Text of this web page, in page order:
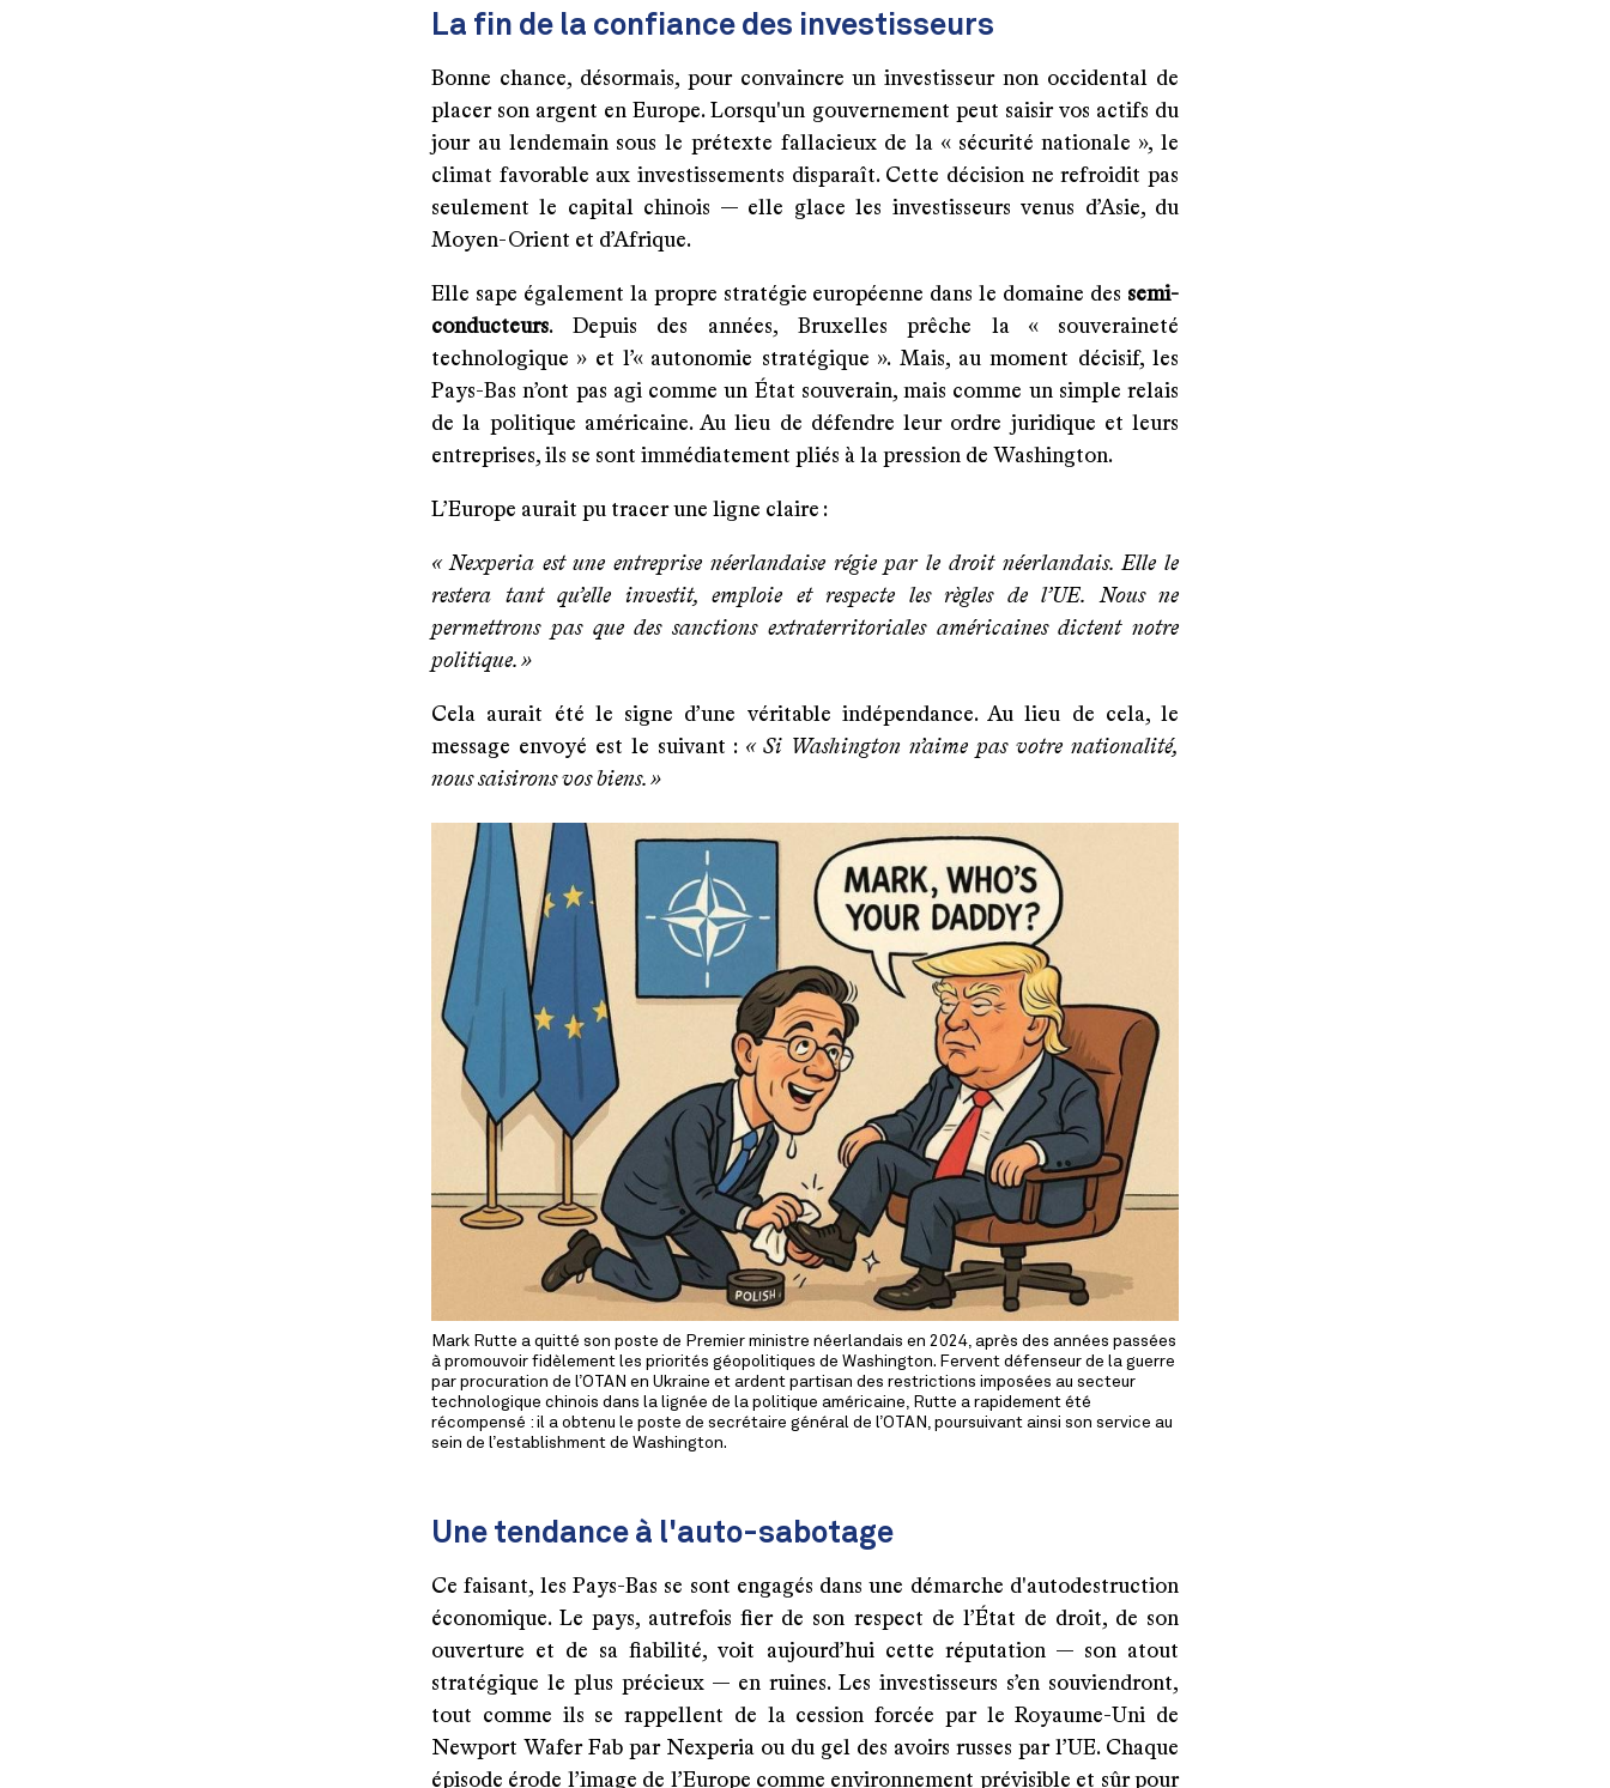
La fin de la confiance des investisseurs
Bonne chance, désormais, pour convaincre un investisseur non occidental de
placer son argent en Europe. Lorsqu'un gouvernement peut saisir vos actifs du
jour au lendemain sous le prétexte fallacieux de la « sécurité nationale », le
climat favorable aux investissements disparaît. Cette décision ne refroidit pas
seulement le capital chinois — elle glace les investisseurs venus d’Asie, du
Moyen-Orient et d’Afrique.
Elle sape également la propre stratégie européenne dans le domaine des semi-
conducteurs. Depuis des années, Bruxelles prêche la « souveraineté
technologique » et l’« autonomie stratégique ». Mais, au moment décisif, les
Pays-Bas n’ont pas agi comme un État souverain, mais comme un simple relais
de la politique américaine. Au lieu de défendre leur ordre juridique et leurs
entreprises, ils se sont immédiatement pliés à la pression de Washington.
L’Europe aurait pu tracer une ligne claire :
« Nexperia est une entreprise néerlandaise régie par le droit néerlandais. Elle le
restera tant qu’elle investit, emploie et respecte les règles de l’UE. Nous ne
permettrons pas que des sanctions extraterritoriales américaines dictent notre
politique. »
Cela aurait été le signe d’une véritable indépendance. Au lieu de cela, le
message envoyé est le suivant : « Si Washington n’aime pas votre nationalité,
nous saisirons vos biens. »
Mark Rutte a quitté son poste de Premier ministre néerlandais en 2024, après des années passées
à promouvoir fidèlement les priorités géopolitiques de Washington. Fervent défenseur de la guerre
par procuration de l’OTAN en Ukraine et ardent partisan des restrictions imposées au secteur
technologique chinois dans la lignée de la politique américaine, Rutte a rapidement été
récompensé : il a obtenu le poste de secrétaire général de l’OTAN, poursuivant ainsi son service au
sein de l’establishment de Washington.
Une tendance à l'auto-sabotage
Ce faisant, les Pays-Bas se sont engagés dans une démarche d'autodestruction
économique. Le pays, autrefois fier de son respect de l’État de droit, de son
ouverture et de sa fiabilité, voit aujourd’hui cette réputation — son atout
stratégique le plus précieux — en ruines. Les investisseurs s’en souviendront,
tout comme ils se rappellent de la cession forcée par le Royaume-Uni de
Newport Wafer Fab par Nexperia ou du gel des avoirs russes par l’UE. Chaque
épisode érode l’image de l’Europe comme environnement prévisible et sûr pour